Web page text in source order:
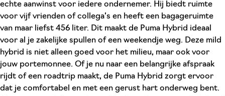
echte aanwinst voor iedere ondernemer. Hij biedt ruimte
voor vijf vrienden of collega’s en heeft een bagageruimte
van maar liefst 456 liter. Dit maakt de Puma Hybrid ideaal
voor al je zakelijke spullen of een weekendje weg. Deze mild
hybrid is niet alleen goed voor het milieu, maar ook voor
jouw portemonnee. Of je nu naar een belangrijke afspraak
rijdt of een roadtrip maakt, de Puma Hybrid zorgt ervoor
dat je comfortabel en met een gerust hart onderweg bent.